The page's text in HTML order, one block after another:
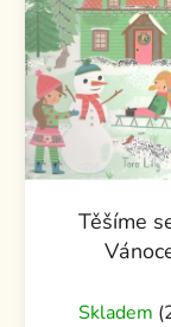
Těšíme
Skladem